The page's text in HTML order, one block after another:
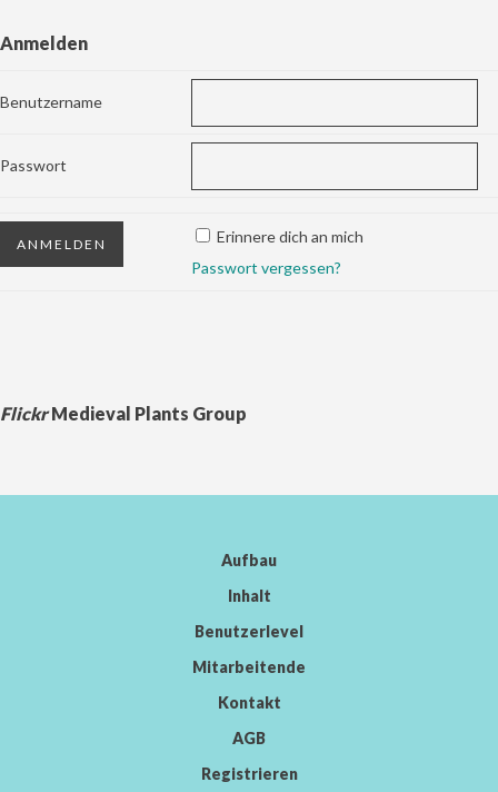
Anmelden
Benutzername
Passwort
Erinnere dich an mich
Passwort vergessen?
FlickrMedieval Plants Group
Aufbau
Inhalt
Benutzerlevel
Mitarbeitende
Kontakt
AGB
Registrieren